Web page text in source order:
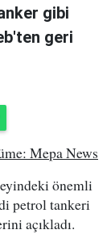
gibi
geri
Mepa News
önemli
petrol tankeri
açıkladı.